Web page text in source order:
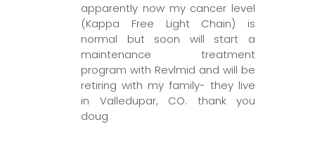
apparently now my cancer level
(Kappa Free Light Chain) is
normal but soon will start a
maintenance treatment
program with Revlmid and will be
retiring with my family- they live
in Valledupar, CO. thank you
doug